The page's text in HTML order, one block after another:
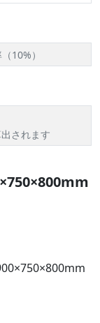
10%）
されます